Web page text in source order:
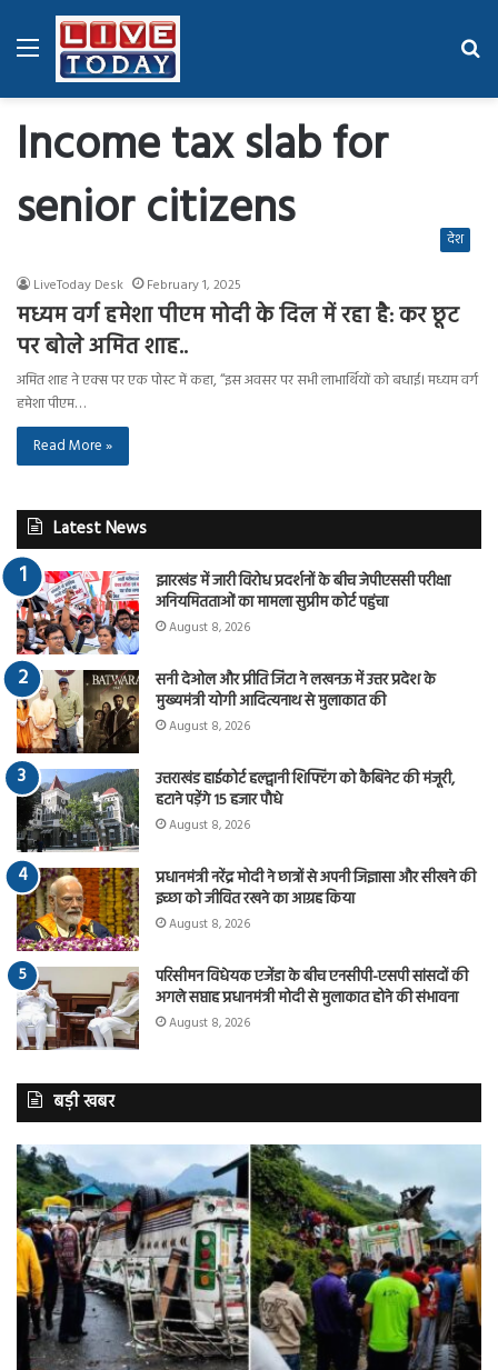
Menu
Income tax slab for
senior citizens
देश
LiveToday Desk February 1, 2025
मध्यम वर्ग हमेशा पीएम मोदी के दिल में रहा है: कर छूट
पर बोले अमित शाह..
अमित शाह ने एक्स पर एक पोस्ट में कहा, “इस अवसर पर सभी लाभार्थियों को बधाई। मध्यम वर्ग
हमेशा पीएम…
Read More »
Latest News
झारखंड में जारी विरोध प्रदर्शनों के बीच जेपीएससी परीक्षा
अनियमितताओं का मामला सुप्रीम कोर्ट पहुंचा
August 8, 2026
सनी देओल और प्रीति जिंटा ने लखनऊ में उत्तर प्रदेश के
मुख्यमंत्री योगी आदित्यनाथ से मुलाकात की
August 8, 2026
उत्तराखंड हाईकोर्ट हल्द्वानी शिफ्टिंग को कैबिनेट की मंजूरी,
हटाने पड़ेंगे 15 हजार पौधे
August 8, 2026
प्रधानमंत्री नरेंद्र मोदी ने छात्रों से अपनी जिज्ञासा और सीखने की
इच्छा को जीवित रखने का आग्रह किया
August 8, 2026
परिसीमन विधेयक एजेंडा के बीच एनसीपी-एसपी सांसदों की
अगले सप्ताह प्रधानमंत्री मोदी से मुलाकात होने की संभावना
August 8, 2026
बड़ी खबर